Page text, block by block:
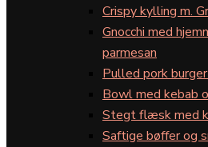
Crispy kylling m.
Gnocchi med
parmesan
Pulled pork
Bowl med kebab
Stegt flæsk med
Saftige bøffer og